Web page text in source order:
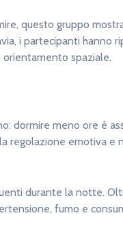
questo gruppo
i partecipanti hanno
spaziale.
dormire meno ore è
regolazione emotiva e
durante la notte.
fumo e